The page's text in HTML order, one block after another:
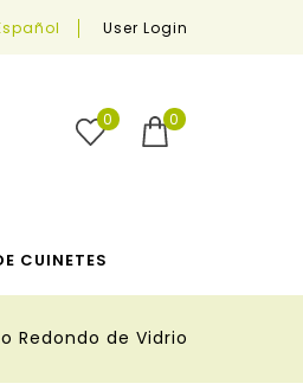
User Login
0
0
CUINETES
Redondo de Vidrio